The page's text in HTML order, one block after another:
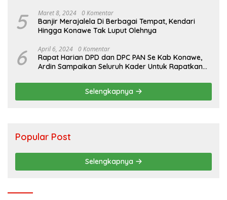
5 Maret 8, 2024 0 Komentar
Banjir Merajalela Di Berbagai Tempat, Kendari
Hingga Konawe Tak Luput Olehnya
6 April 6, 2024 0 Komentar
Rapat Harian DPD dan DPC PAN Se Kab Konawe,
Ardin Sampaikan Seluruh Kader Untuk Rapatkan
Selengkapnya
Popular Post
Selengkapnya